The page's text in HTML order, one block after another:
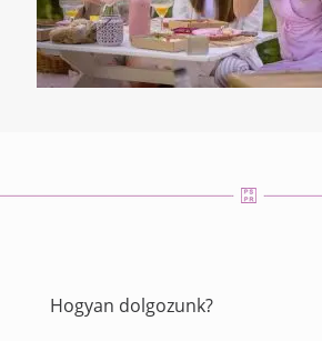
Hogyan dolgozunk?